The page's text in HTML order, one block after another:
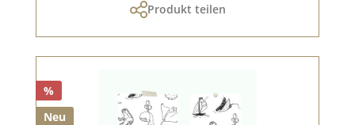
Produkt teilen
%
Neu